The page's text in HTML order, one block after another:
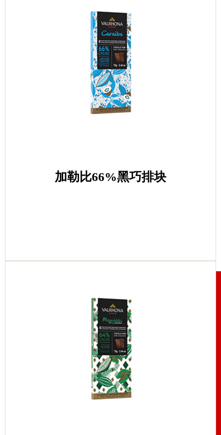
加勒比66%黑巧排块